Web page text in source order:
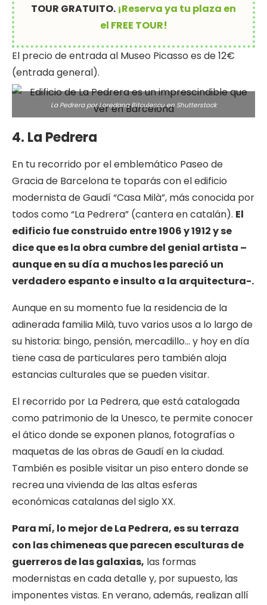
TOUR GRATUITO. ¡Reserva ya tu plaza en
el FREE TOUR!
El precio de entrada al Museo Picasso es de 12€
(entrada general).
La Pedrera por Loredana Bitculescu en Shutterstock
4. La Pedrera
En tu recorrido por el emblemático Paseo de
Gracia de Barcelona te toparás con el edificio
modernista de Gaudí “Casa Milà”, más conocida por
todos como “La Pedrera” (cantera en catalán). El
edificio fue construido entre 1906 y 1912 y se
dice que es la obra cumbre del genial artista –
aunque en su día a muchos les pareció un
verdadero espanto e insulto a la arquitectura-.
Aunque en su momento fue la residencia de la
adinerada familia Milà, tuvo varios usos a lo largo de
su historia: bingo, pensión, mercadillo… y hoy en día
tiene casa de particulares pero también aloja
estancias culturales que se pueden visitar.
El recorrido por La Pedrera, que está catalogada
como patrimonio de la Unesco, te permite conocer
el ático donde se exponen planos, fotografías o
maquetas de las obras de Gaudí en la ciudad.
También es posible visitar un piso entero donde se
recrea una vivienda de las altas esferas
económicas catalanas del siglo XX.
Para mí, lo mejor de La Pedrera, es su terraza
con las chimeneas que parecen esculturas de
guerreros de las galaxias, las formas
modernistas en cada detalle y, por supuesto, las
imponentes vistas. En verano, además, realizan allí